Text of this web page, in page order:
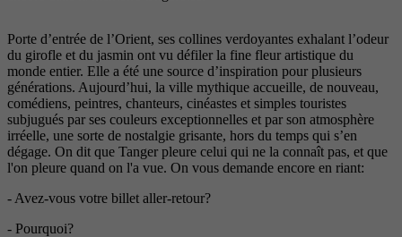
Porte d’entrée de l’Orient, ses collines verdoyantes exhalant l’odeur
du girofle et du jasmin ont vu défiler la fine fleur artistique du
monde entier. Elle a été une source d’inspiration pour plusieurs
générations. Aujourd’hui, la ville mythique accueille, de nouveau,
comédiens, peintres, chanteurs, cinéastes et simples touristes
subjugués par ses couleurs exceptionnelles et par son atmosphère
irréelle, une sorte de nostalgie grisante, hors du temps qui s’en
dégage. On dit que Tanger pleure celui qui ne la connaît pas, et que
l'on pleure quand on l'a vue. On vous demande encore en riant:
- Avez-vous votre billet aller-retour?
- Pourquoi?